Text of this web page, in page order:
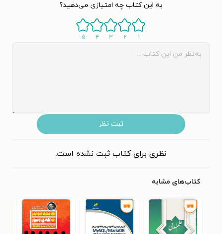
به این کتاب چه امتیازی می‌دهید؟
۱ ۲ ۳ ۴ ۵
ثبت نظر
نظری برای کتاب ثبت نشده است.
کتاب‌های مشابه